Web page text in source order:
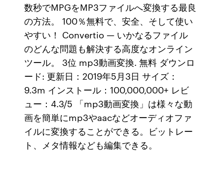
数秒でMPGをMP3ファイルへ変換する最良
の方法。 100％無料で、安全、そして使い
やすい！ Convertio — いかなるファイル
のどんな問題も解決する高度なオンライン
ツール。 3位 mp3動画変換. 無料 ダウンロ
ード: 更新日：2019年5月3日 サイズ：
9.3m インストール：100,000,000+ レビ
ュー：4.3/5 「mp3動画変換」は様々な動
画を簡単にmp3やaacなどオーディオファ
イルに変換することができる。ビットレー
ト、メタ情報なども編集できる。